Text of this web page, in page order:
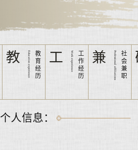
教 Education experience
教
育
经
历
工 Work experience
工
作
经
历
兼 Professional affiliations
社
会
兼
职
个人信息：